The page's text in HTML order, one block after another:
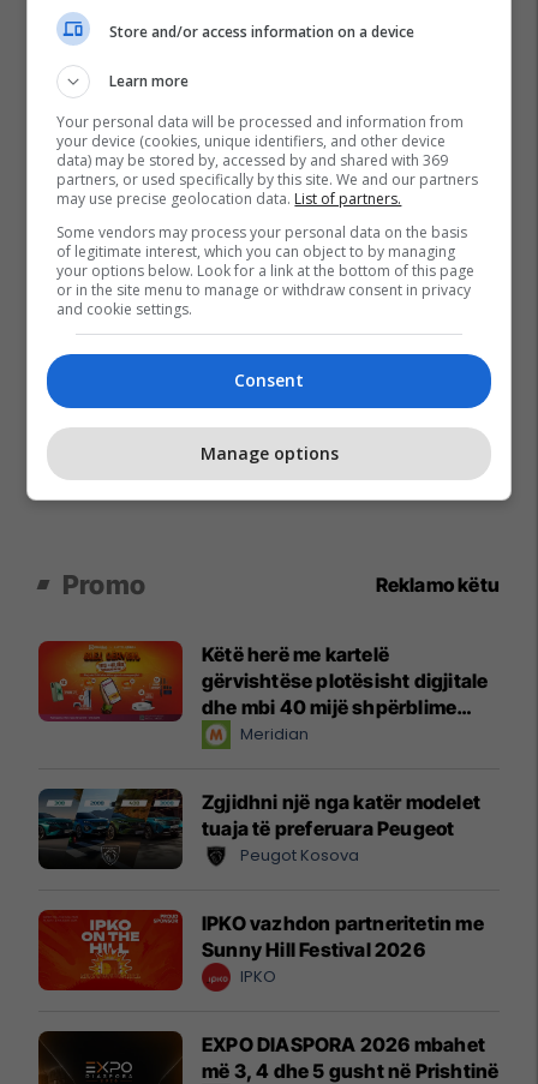
Promo Reklamo këtu
Këtë herë me kartelë
gërvishtëse plotësisht digjitale
dhe mbi 40 mijë shpërblime
instant!Meridian
Zgjidhni një nga katër modelet
tuaja të preferuara Peugeot
Peugot Kosova
IPKO vazhdon partneritetin me
Sunny Hill Festival 2026
IPKO
EXPO DIASPORA 2026 mbahet
më 3, 4 dhe 5 gusht në Prishtinë
Store and/or access information on a device
Learn more
Your personal data will be processed and information from
your device (cookies, unique identifiers, and other device
data) may be stored by, accessed by and shared with 369
partners, or used specifically by this site. We and our partners
may use precise geolocation data. List of partners.
Some vendors may process your personal data on the basis
of legitimate interest, which you can object to by managing
your options below. Look for a link at the bottom of this page
or in the site menu to manage or withdraw consent in privacy
and cookie settings.
Consent
Manage options